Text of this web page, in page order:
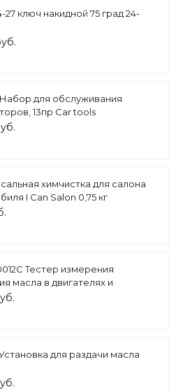
27 ключ накидной 75 град 24-
для обслуживания
13пр Car tools
химчистка для салона
I Can Salon 0,75 кг
Тестер измерения
масла в двигателях и
для раздачи масла